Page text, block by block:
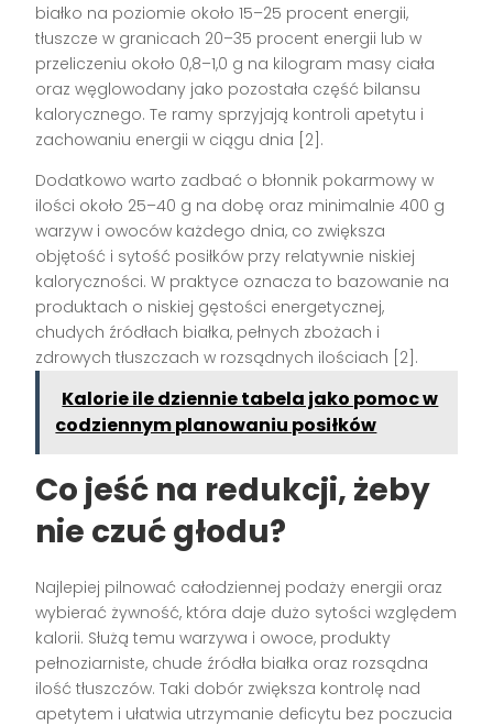
białko na poziomie około 15–25 procent energii,
tłuszcze w granicach 20–35 procent energii lub w
przeliczeniu około 0,8–1,0 g na kilogram masy ciała
oraz węglowodany jako pozostała część bilansu
kalorycznego. Te ramy sprzyjają kontroli apetytu i
zachowaniu energii w ciągu dnia [2].
Dodatkowo warto zadbać o błonnik pokarmowy w
ilości około 25–40 g na dobę oraz minimalnie 400 g
warzyw i owoców każdego dnia, co zwiększa
objętość i sytość posiłków przy relatywnie niskiej
kaloryczności. W praktyce oznacza to bazowanie na
produktach o niskiej gęstości energetycznej,
chudych źródłach białka, pełnych zbożach i
zdrowych tłuszczach w rozsądnych ilościach [2].
Kalorie ile dziennie tabela jako pomoc w
codziennym planowaniu posiłków
Co jeść na redukcji, żeby
nie czuć głodu?
Najlepiej pilnować całodziennej podaży energii oraz
wybierać żywność, która daje dużo sytości względem
kalorii. Służą temu warzywa i owoce, produkty
pełnoziarniste, chude źródła białka oraz rozsądna
ilość tłuszczów. Taki dobór zwiększa kontrolę nad
apetytem i ułatwia utrzymanie deficytu bez poczucia